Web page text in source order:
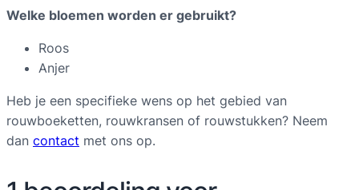
Welke bloemen worden er gebruikt?
Roos
Anjer
Heb je een specifieke wens op het gebied van
rouwboeketten, rouwkransen of rouwstukken? Neem
dan contact met ons op.